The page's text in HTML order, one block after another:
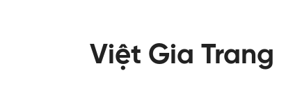
Việt Gia Trang